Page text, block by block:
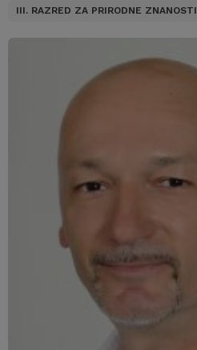
III. RAZRED ZA PRIRODNE ZNANOSTI